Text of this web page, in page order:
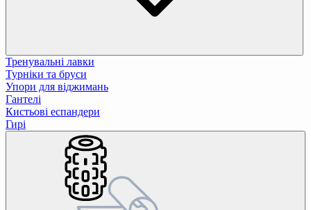
Тренувальні лавки
Турніки та бруси
Упори для віджимань
Гантелі
Кистьові еспандери
Гирі